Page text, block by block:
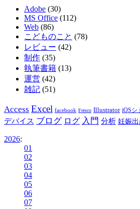
Adobe (30)
MS Office (112)
Web (86)
こどものこと (78)
レビュー (42)
制作 (35)
執筆書籍 (13)
運営 (42)
雑記 (51)
Access Excel facebook Fresco Illustrator iOSシ
デバイス ブログ ログ 入門 分析 妊娠
2026:
01
02
03
04
05
06
07